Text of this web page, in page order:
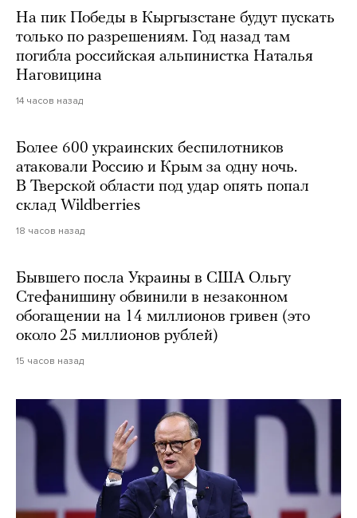
На пик Победы в Кыргызстане будут пускать
только по разрешениям. Год назад там
погибла российская альпинистка Наталья
Наговицина
14 часов назад
Более 600 украинских беспилотников
атаковали Россию и Крым за одну ночь.
В Тверской области под удар опять попал
склад Wildberries
18 часов назад
Бывшего посла Украины в США Ольгу
Стефанишину обвинили в незаконном
обогащении на 14 миллионов гривен (это
около 25 миллионов рублей)
15 часов назад